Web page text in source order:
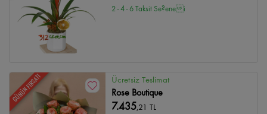
2 - 4 - 6 Taksit Se?enei
GÜNÜN FIRSATI Ücretsiz Teslimat
Rose Boutique
7.435,21 TL